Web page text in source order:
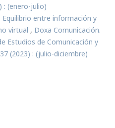
: (enero-julio)
Equilibrio entre información y
virtual , Doxa Comunicación.
Estudios de Comunicación y
(2023) : (julio-diciembre)